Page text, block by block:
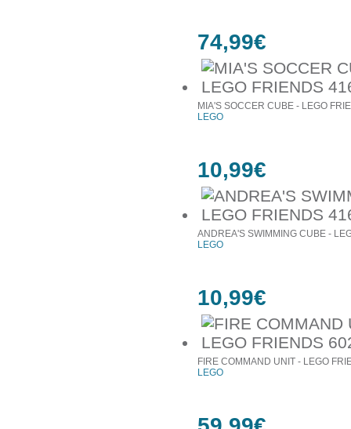
74,99€
MIA'S SOCCER CUBE - LEGO
LEGO
10,99€
ANDREA'S SWIMMING CUBE -
LEGO
10,99€
FIRE COMMAND UNIT - LEGO
LEGO